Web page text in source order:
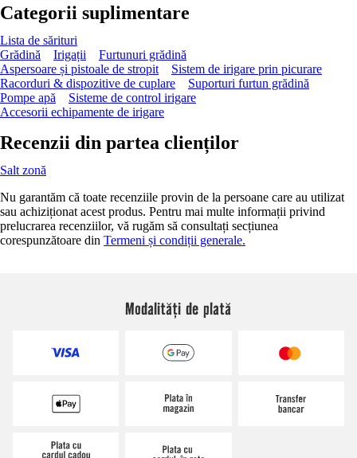
Categorii suplimentare
Lista de sărituri
Grădină
Irigații
Furtunuri grădină
Aspersoare și pistoale de stropit
Sistem de irigare prin picurare
Racorduri & dispozitive de cuplare
Suporturi furtun grădină
Pompe apă
Sisteme de control irigare
Accesorii echipamente de irigare
Recenzii din partea clienților
Salt zonă
Nu garantăm că toate recenziile provin de la persoane care au utilizat
sau achiziționat acest produs. Pentru mai multe informații privind
prelucrarea recenziilor, vă rugăm să consultați secțiunea
corespunzătoare din Termeni și condiții generale.
Modalități de plată